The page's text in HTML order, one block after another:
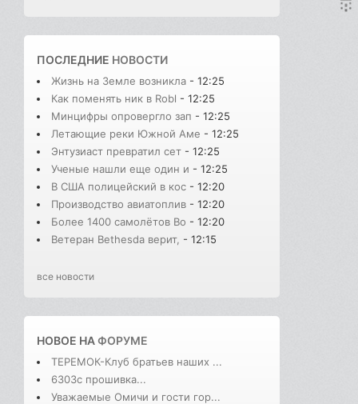
ПОСЛЕДНИЕ НОВОСТИ
Жизнь на Земле возникла - 12:25
Как поменять ник в Robl - 12:25
Минцифры опровергло зап - 12:25
Летающие реки Южной Аме - 12:25
Энтузиаст превратил сет - 12:25
Ученые нашли еще один и - 12:25
В США полицейский в кос - 12:20
Производство авиатоплив - 12:20
Более 1400 самолётов Bo - 12:20
Ветеран Bethesda верит, - 12:15
все новости
НОВОЕ НАФОРУМЕ
ТЕРЕМОК-Клуб братьев наших ...
6303с прошивка...
Уважаемые Омичи и гости гор...